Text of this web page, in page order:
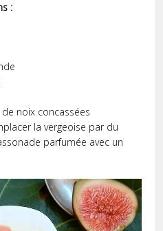
:
noix concassées
la vergeoise par du
parfumée avec un